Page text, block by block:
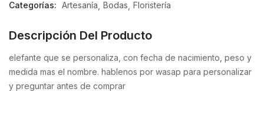
Categorías: Artesanía Bodas Floristería
Descripción Del Producto
elefante que se personaliza, con fecha de nacimiento, peso y
medida mas el nombre. hablenos por wasap para personalizar
y preguntar antes de comprar